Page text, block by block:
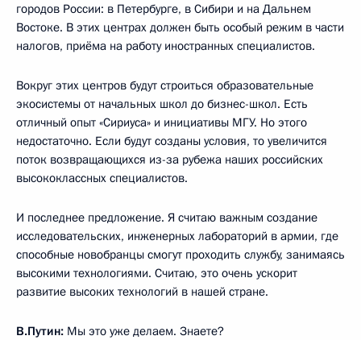
городов России: в Петербурге, в Сибири и на Дальнем
Востоке. В этих центрах должен быть особый режим в части
налогов, приёма на работу иностранных специалистов.
Вокруг этих центров будут строиться образовательные
экосистемы от начальных школ до бизнес-школ. Есть
отличный опыт «Сириуса» и инициативы МГУ. Но этого
недостаточно. Если будут созданы условия, то увеличится
поток возвращающихся из-за рубежа наших российских
высококлассных специалистов.
И последнее предложение. Я считаю важным создание
исследовательских, инженерных лабораторий в армии, где
способные новобранцы смогут проходить службу, занимаясь
высокими технологиями. Считаю, это очень ускорит
развитие высоких технологий в нашей стране.
В.Путин: Мы это уже делаем. Знаете?